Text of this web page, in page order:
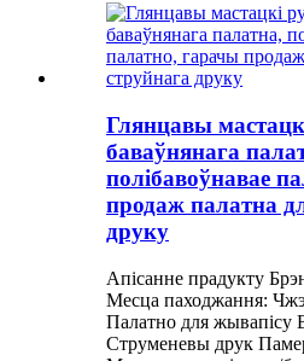
Глянцавы
баваўнянага
полібавоўнавае
продаж палатна
друку
Апісанне прадукту
Месца паходжання:
Палатно для жывапісу
Струменевы друк